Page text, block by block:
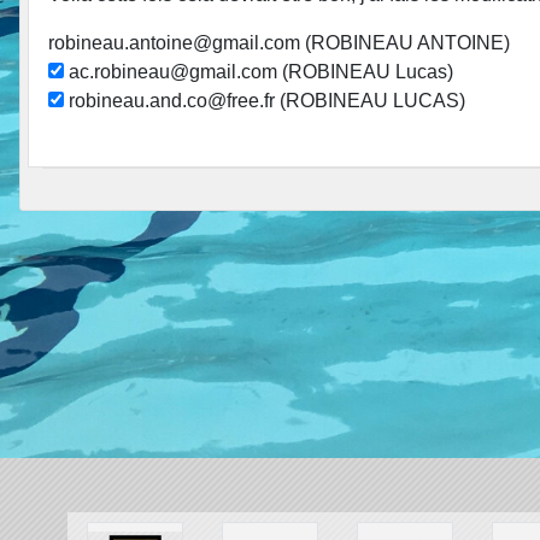
robineau.antoine@gmail.com (ROBINEAU ANTOINE)
ac.robineau@gmail.com (ROBINEAU Lucas)
robineau.and.co@free.fr (ROBINEAU LUCAS)